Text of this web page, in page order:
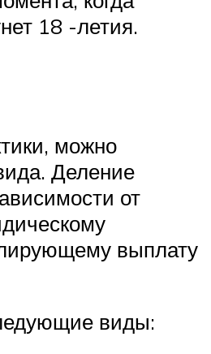
18 -летия.
можно
Деление
от
выплату
виды: